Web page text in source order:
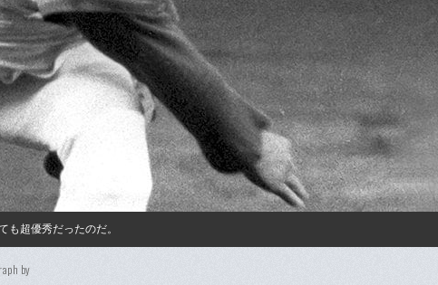
超優秀だったのだ。
by